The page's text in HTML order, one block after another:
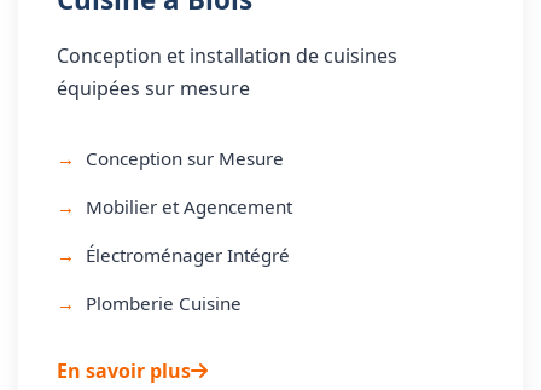
Conception et installation de cuisines
équipées sur mesure
Conception sur Mesure
Mobilier et Agencement
Électroménager Intégré
Plomberie Cuisine
En savoir plus